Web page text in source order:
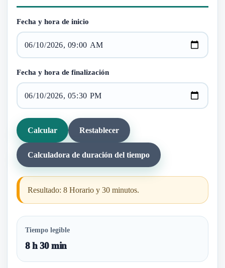
Fecha y hora de inicio
Fecha y hora de finalización
Calcular Restablecer
Calculadora de duración del tiempo
Resultado: 8 Horario y 30 minutos.
Tiempo legible
8 h 30 min